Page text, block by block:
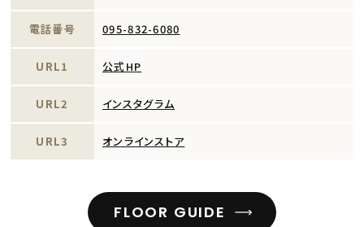
電話番号 095-832-6080
URL1 公式HP
URL2 インスタグラム
URL3 オンラインストア
FLOOR GUIDE